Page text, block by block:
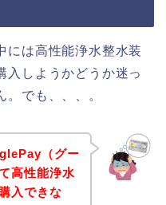
には高性能浄水整水装
入しようかどうか迷っ
でも、、、。
（グー
高性能浄水
入できな